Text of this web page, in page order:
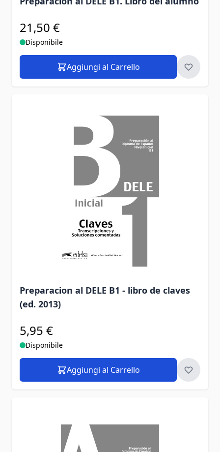
21,50 €
Disponibile
Aggiungi al Carrello
Preparacion al DELE B1 - libro de claves
(ed. 2013)
5,95 €
Disponibile
Aggiungi al Carrello